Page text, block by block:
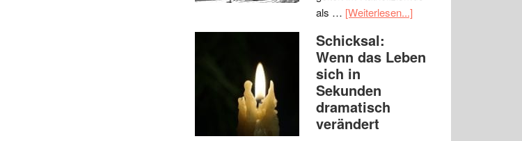
als … [Weiterlesen...]
Schicksal:
Wenn das Leben
sich in
Sekunden
dramatisch
verändert